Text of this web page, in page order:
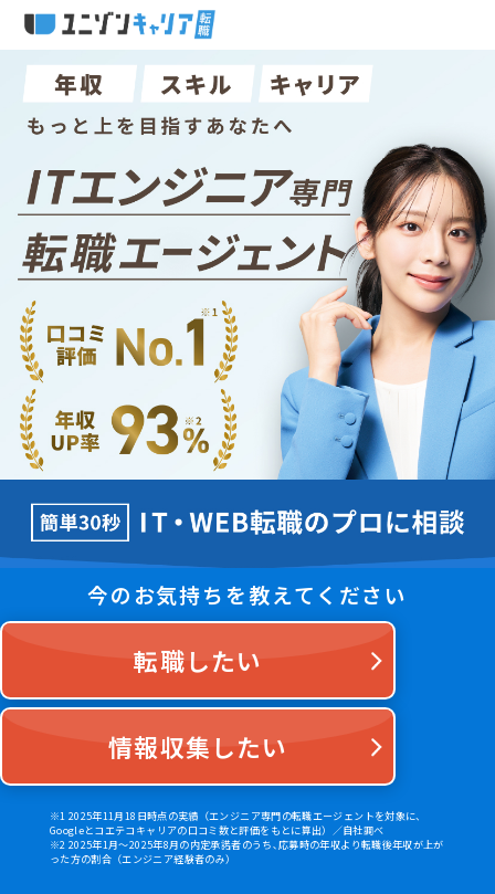
今のお気持ちを教えてください
転職したい
情報収集したい
※1 2025年11月18日時点の実績（エンジニア専門の転職エージェントを対象に、
Googleとコエテコキャリアの口コミ数と評価をもとに算出）／自社調べ
※2 2025年1月～2025年8月の内定承諾者のうち､応募時の年収より転職後年収が上が
った方の割合（エンジニア経験者のみ）